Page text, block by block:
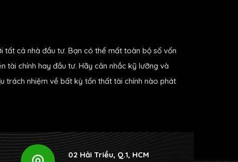
cả nhà đầu tư. Bạn có thể mất toàn bộ số vốn
tài chính hay đầu tư. Hãy cân nhắc kỹ lưỡng và
trách nhiệm về bất kỳ tổn thất tài chính nào phát
02 Hải Triều, Q.1, HCM